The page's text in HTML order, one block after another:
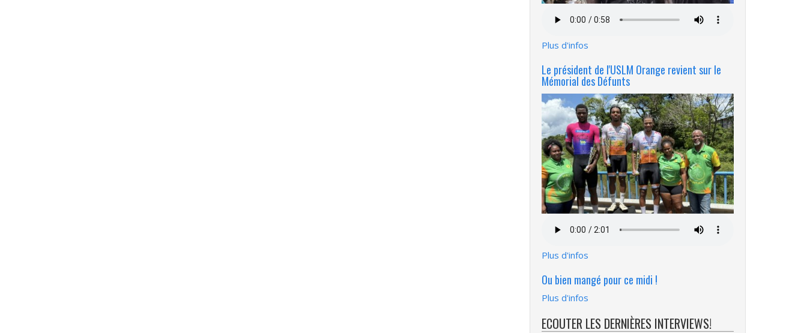
audio
Plus d'infos
Le président de l'USLM Orange revient sur le
Mémorial des Défunts
audio
Plus d'infos
Ou bien mangé pour ce midi !
Plus d'infos
ECOUTER LES DERNIÈRES INTERVIEWS!